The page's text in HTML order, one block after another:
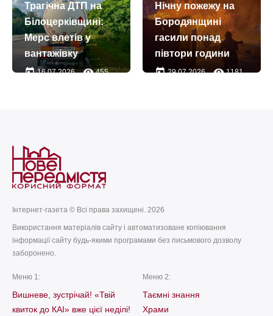
today05.07.2026 remove_red_eye284
Трагічна ДТП на
Білоцерківщині:
Мерс влетів у
вантажівку
today16.07.2026 remove_red_eye455
Нічну пожежу на
Бородянщині
гасили понад
півтори години
today29.07.2026 remove_red_eye1181
Інтернет-газета © Всі права захищені. 2026
Використання матеріалів сайту і автоматизоване копіювання
інформації сайту будь-якими програмами без письмового дозволу
заборонено.
Меню 1:
Вишневе, зустрічай! «Твій
квиток до КАІ» вже цієї неділі!
Меню 2:
Таємні знання
Храми